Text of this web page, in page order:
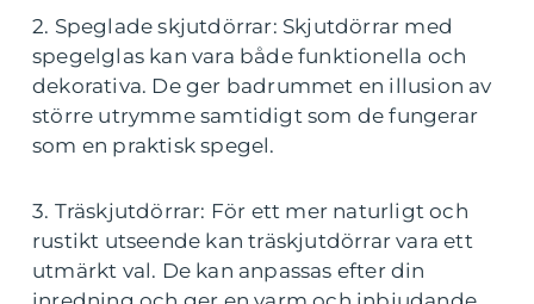
2. Speglade skjutdörrar: Skjutdörrar med
spegelglas kan vara både funktionella och
dekorativa. De ger badrummet en illusion av
större utrymme samtidigt som de fungerar
som en praktisk spegel.
3. Träskjutdörrar: För ett mer naturligt och
rustikt utseende kan träskjutdörrar vara ett
utmärkt val. De kan anpassas efter din